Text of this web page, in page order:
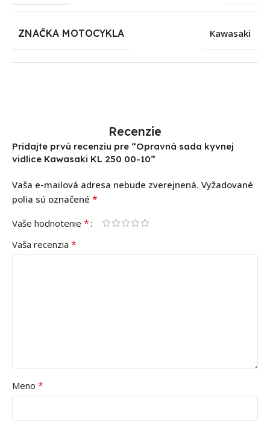
ZNAČKA MOTOCYKLA Kawasaki
Recenzie
Pridajte prvú recenziu pre “Opravná sada kyvnej
vidlice Kawasaki KL 250 00-10”
Vaša e-mailová adresa nebude zverejnená. Vyžadované
polia sú označené *
Vaše hodnotenie *
Vaša recenzia *
Meno *